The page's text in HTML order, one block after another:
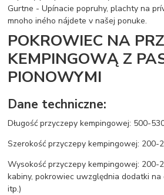
Gurtne - Upínacie popruhy, plachty na
mnoho iného nájdete v našej ponuke.
POKROWIEC NA
KEMPINGOWĄ Z
PIONOWYMI
Dane techniczne:
Długość przyczepy kempingowej: 500-
Szerokość przyczepy kempingowej: 200-
Wysokość przyczepy kempingowej: 200-
kabiny, pokrowiec uwzględnia dodatki
itp.)